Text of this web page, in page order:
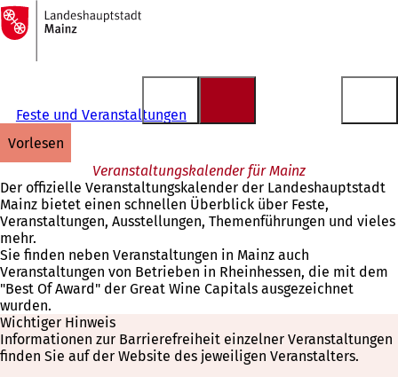
Inhalt anspringen
Zur
Startseite
Feste und Veranstaltungen
vorlesen
Veranstaltungskalender für Mainz
Der offizielle Veranstaltungskalender der Landeshauptstadt
Mainz bietet einen schnellen Überblick über Feste,
Veranstaltungen, Ausstellungen, Themenführungen und vieles
mehr.
Sie finden neben Veranstaltungen in Mainz auch
Veranstaltungen von Betrieben in Rheinhessen, die mit dem
"Best Of Award" der Great Wine Capitals ausgezeichnet
wurden.
Wichtiger Hinweis
Informationen zur Barrierefreiheit einzelner Veranstaltungen
finden Sie auf der Website des jeweiligen Veranstalters.